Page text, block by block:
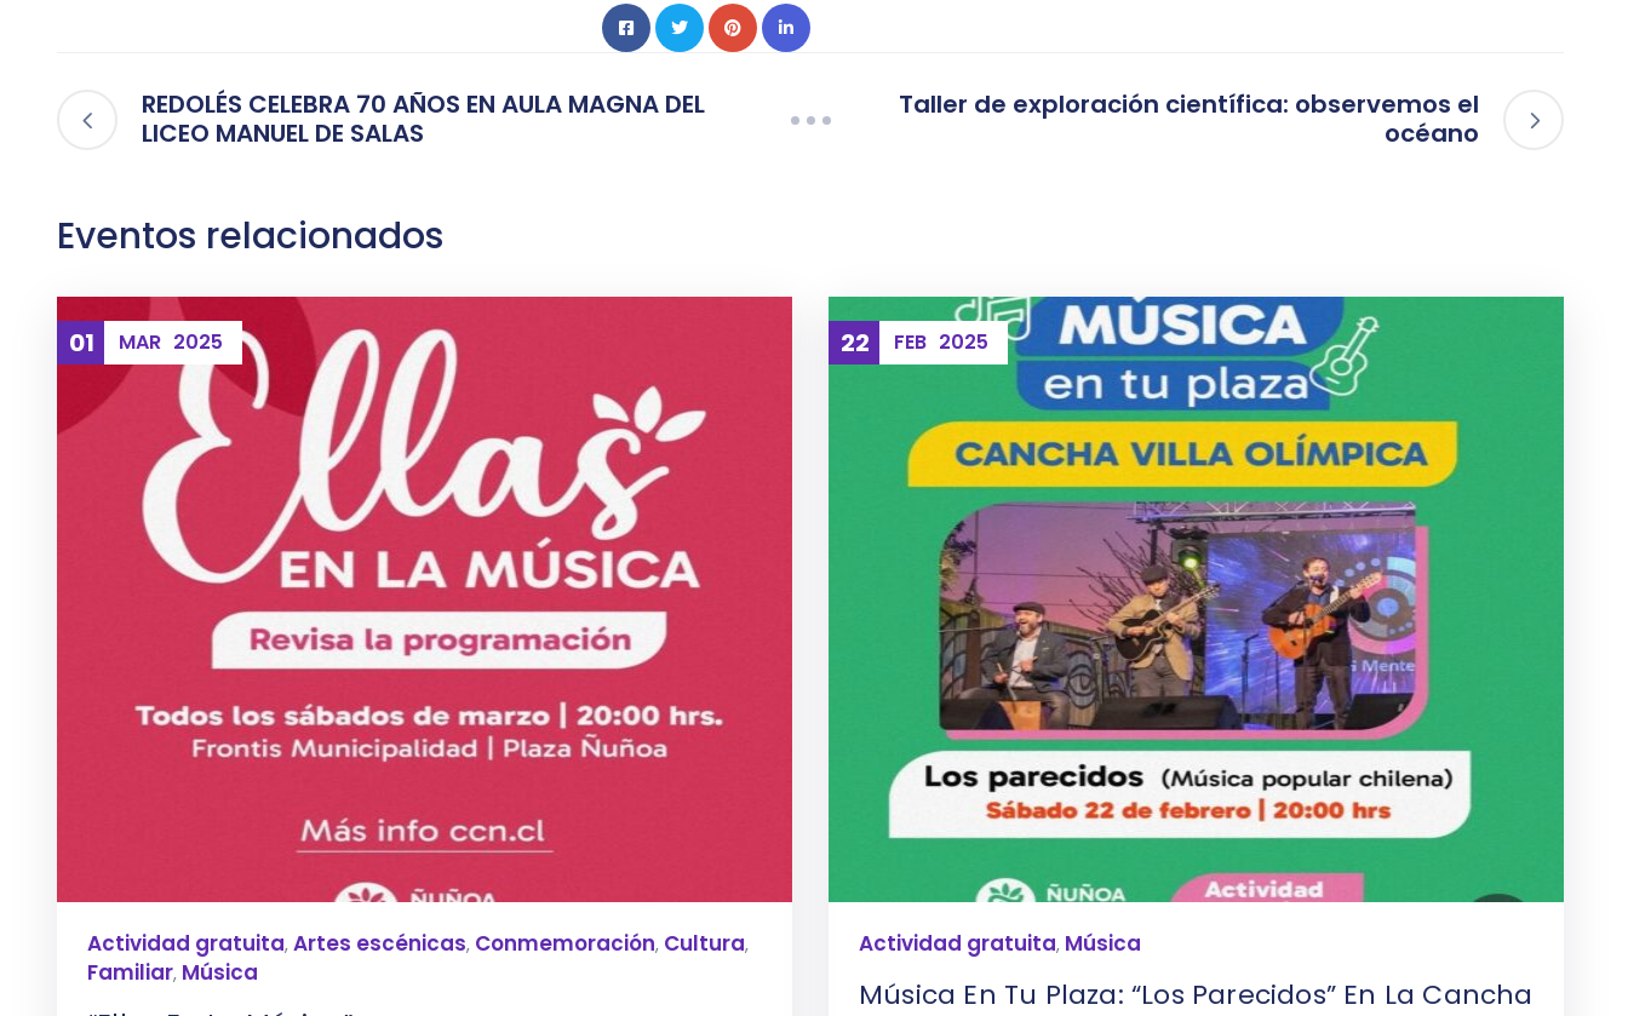
REDOLÉS CELEBRA 70 AÑOS EN AULA MAGNA DEL
LICEO MANUEL DE SALAS
Taller de exploración científica: observemos el
océano
Eventos relacionados
01 MAR 2025
Actividad gratuita, Artes escénicas, Conmemoración, Cultura,
Familiar, Música
22 FEB 2025
Actividad gratuita, Música
Música En Tu Plaza: “Los Parecidos” En La Cancha